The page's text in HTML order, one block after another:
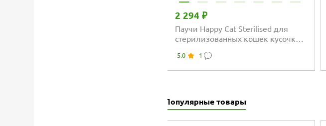
2 294 ₽
Паучи Happy Cat Sterilised для
стерилизованных кошек кусочки
5.0 1
Популярные товары